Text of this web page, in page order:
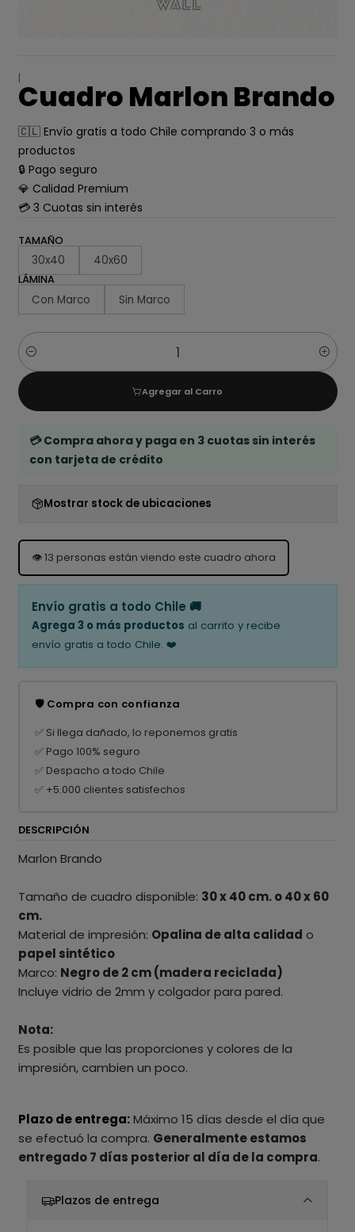
|
Cuadro Marlon Brando
🇨🇱 Envío gratis a todo Chile comprando 3 o más
productos
🔒 Pago seguro
💎 Calidad Premium
💳 3 Cuotas sin interés
TAMAÑO
30x40 40x60
LÁMINA
Con Marco Sin Marco
Cantidad
Agregar al Carro
💳 Compra ahora y paga en 3 cuotas sin interés
con tarjeta de crédito
Mostrar stock de ubicaciones
👁️13 personas están viendo este cuadro ahora
Envío gratis a todo Chile 🚚
Agrega 3 o más productos al carrito y recibe
envío gratis a todo Chile. ❤️
🛡️ Compra con confianza
✅ Si llega dañado, lo reponemos gratis
✅ Pago 100% seguro
✅ Despacho a todo Chile
✅ +5.000 clientes satisfechos
DESCRIPCIÓN
Marlon Brando
Tamaño de cuadro disponible: 30 x 40 cm. o 40 x 60
cm.
Material de impresión: Opalina de alta calidad o
papel sintético
Marco: Negro de 2 cm (madera reciclada)
Incluye vidrio de 2mm y colgador para pared.
Nota:
Es posible que las proporciones y colores de la
impresión, cambien un poco.
Plazo de entrega:Máximo 15 días desde el día que
se efectuó la compra. Generalmente estamos
entregado 7 días posterior al día de la compra.
Plazos de entrega